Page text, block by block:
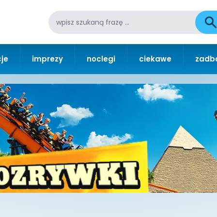
imprezy noclegi ciekawe